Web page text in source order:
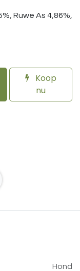
Ruwe As 4,86%,
Koop
nu
Hond